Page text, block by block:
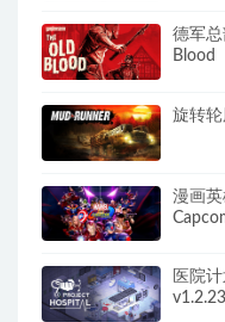
德军
Blood
旋转
漫画
医院